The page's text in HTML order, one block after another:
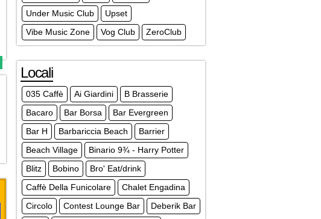
Under Music Club
Upset
Vibe Music Zone
Vog Club ZeroClub
Locali
035 Caffè Ai Giardini
B Brasserie
Bacaro
Bar Borsa
Bar Evergreen
Bar H
Barbariccia Beach
Barrier
Beach Village
Binario 9¾ - Harry Potter
Blitz
Bobino
Bro' Eat/drink
Caffè Della Funicolare
Chalet Engadina
Circolo
Contest Lounge Bar
Deberik Bar